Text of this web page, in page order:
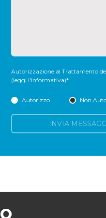
Autorizzazione al Trattamento
(leggi l'informativa)*
Autorizzo Non
INVIA